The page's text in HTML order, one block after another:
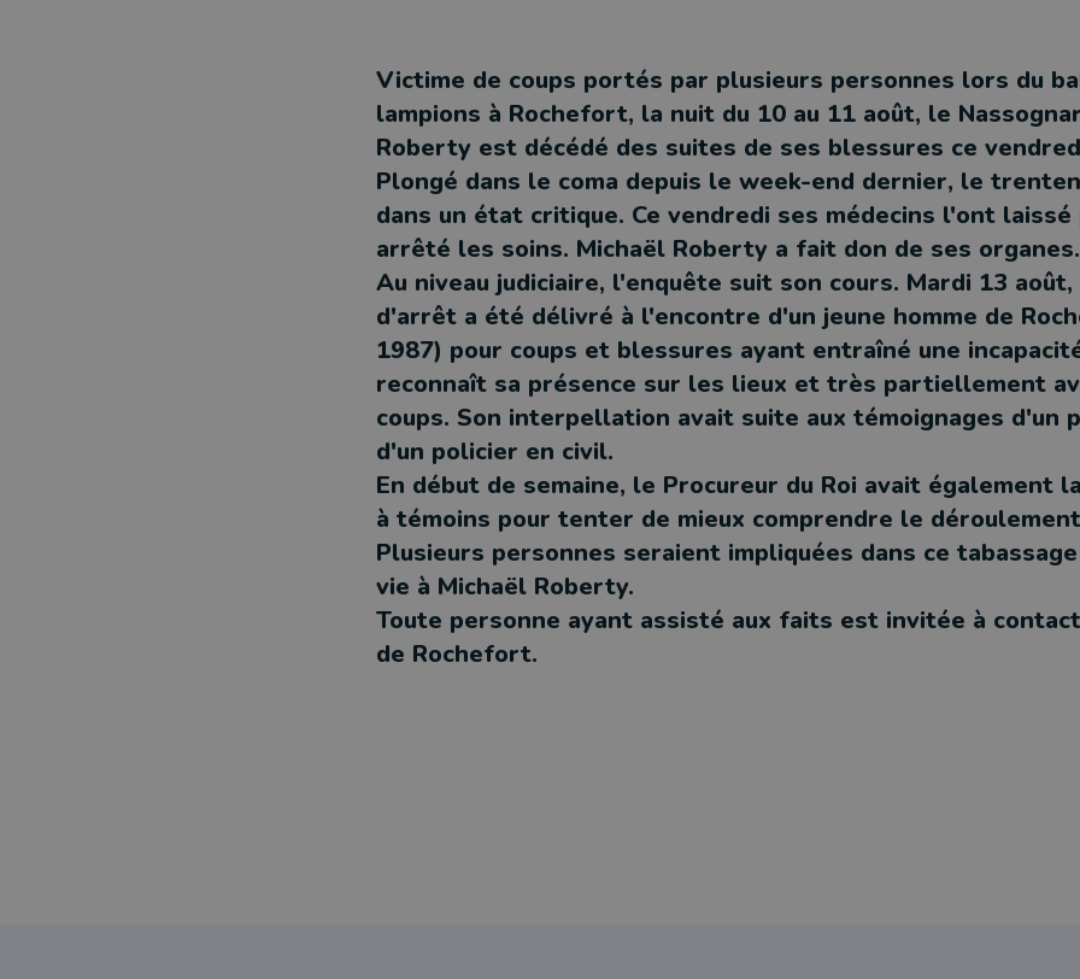
Victime de coups portés par plusieurs personnes lors du
lampions à Rochefort, la nuit du 10 au 11 août, le
Roberty est décédé des suites de ses blessures ce
Plongé dans le coma depuis le week-end dernier, le
dans un état critique. Ce vendredi ses médecins l'ont
arrêté les soins. Michaël Roberty a fait don de ses organes.
Au niveau judiciaire, l'enquête suit son cours. Mardi 13 août,
d'arrêt a été délivré à l'encontre d'un jeune homme de
1987) pour coups et blessures ayant entraîné une
reconnaît sa présence sur les lieux et très partiellement
coups. Son interpellation avait suite aux témoignages d'un
d'un policier en civil.
En début de semaine, le Procureur du Roi avait également
à témoins pour tenter de mieux comprendre le
Plusieurs personnes seraient impliquées dans ce
vie à Michaël Roberty.
Toute personne ayant assisté aux faits est invitée à
de Rochefort.